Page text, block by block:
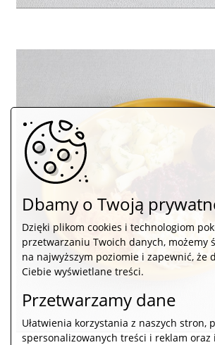
Dbamy o Twoją
Dzięki plikom cookies i technologiom
przetwarzaniu Twoich danych, możemy
na najwyższym poziomie i zapewnić, że
Ciebie wyświetlane treści.
Przetwarzamy dane
Ułatwienia korzystania z naszych stron,
spersonalizowanych treści i reklam oraz